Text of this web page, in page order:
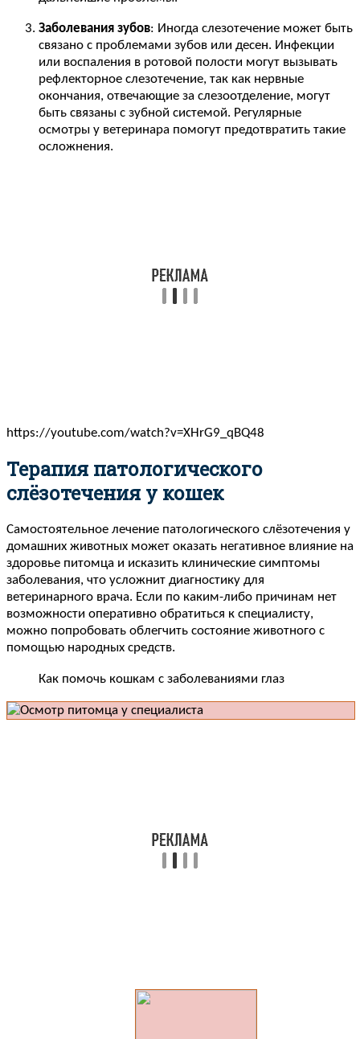
Заболевания зубов: Иногда слезотечение может быть
связано с проблемами зубов или десен. Инфекции
или воспаления в ротовой полости могут вызывать
рефлекторное слезотечение, так как нервные
окончания, отвечающие за слезоотделение, могут
быть связаны с зубной системой. Регулярные
осмотры у ветеринара помогут предотвратить такие
осложнения.
https://youtube.com/watch?v=XHrG9_qBQ48
Терапия патологического
слёзотечения у кошек
Самостоятельное лечение патологического слёзотечения у
домашних животных может оказать негативное влияние на
здоровье питомца и исказить клинические симптомы
заболевания, что усложнит диагностику для
ветеринарного врача. Если по каким-либо причинам нет
возможности оперативно обратиться к специалисту,
можно попробовать облегчить состояние животного с
помощью народных средств.
Как помочь кошкам с заболеваниями глаз